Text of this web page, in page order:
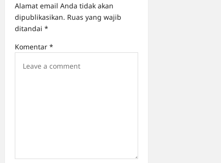
o
n
Alamat email Anda tidak akan
dipublikasikan. Ruas yang wajib
ditandai *
Komentar *